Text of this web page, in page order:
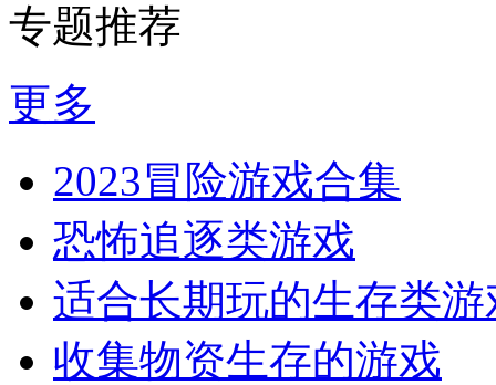
专题推荐
更多
2023冒险游戏合集
恐怖追逐类游戏
适合长期玩的生存类游
收集物资生存的游戏